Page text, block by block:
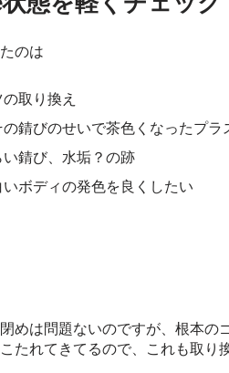
のは
取り換え
錆びのせいで茶色くなったプラ
錆び、水垢？の跡
ボディの発色を良くしたい
めは問題ないのですが、根本
たれてきてるので、これも取り